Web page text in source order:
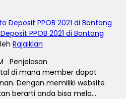
PPOB 2021 di Bontang
Rajaiklan
Penjelasan
di mana member dapat
Dengan memiliki website
berarti anda bisa mela...